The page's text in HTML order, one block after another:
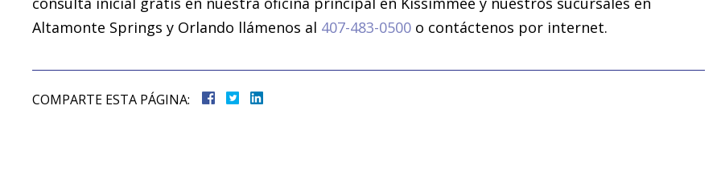
Altamonte Springs y Orlando llámenos al 407-483-0500 o contáctenos por internet.
COMPARTE ESTA PÁGINA: